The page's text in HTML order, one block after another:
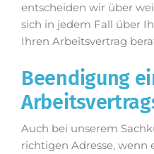
entscheiden wir über
sich in jedem Fall über
Ihren Arbeitsvertrag
Beendigung
Auch bei unserem
richtigen Adresse, wenn